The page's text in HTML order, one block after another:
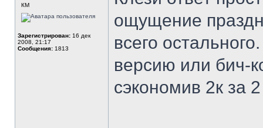
КМ
Зарегистрирован: 16 дек
2008, 21:17
Сообщения: 1813
ощущение
всего
версию или бич-
сэкономив 2к за